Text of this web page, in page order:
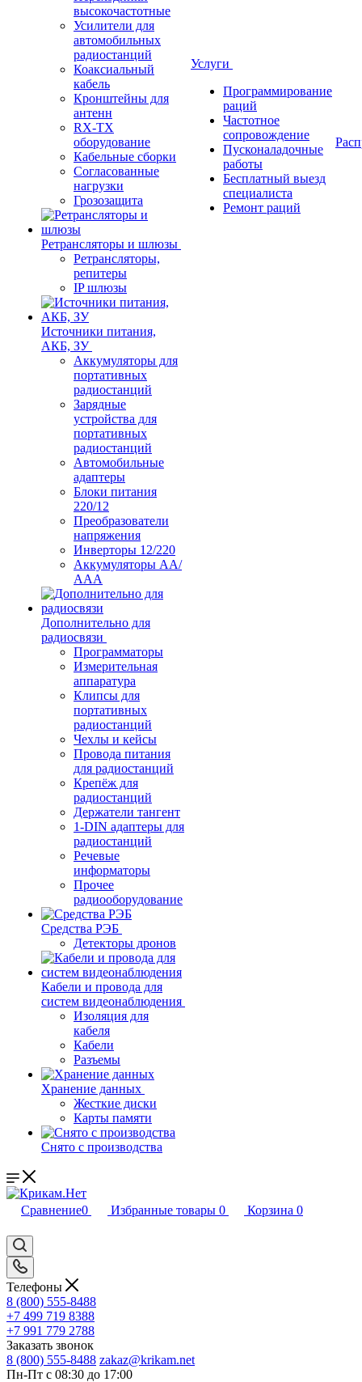
высокочастотные
Усилители для
автомобильных
радиостанций
Коаксиальный
кабель
Кронштейны для
антенн
RX-TX
оборудование
Кабельные сборки
Согласованные
нагрузки
Грозозащита
Ретрансляторы и шлюзы
Ретрансляторы,
репитеры
IP шлюзы
Источники питания,
АКБ, ЗУ
Аккумуляторы для
портативных
радиостанций
Зарядные
устройства для
портативных
радиостанций
Автомобильные
адаптеры
Блоки питания
220/12
Преобразователи
напряжения
Инверторы 12/220
Аккумуляторы АА/
ААА
Дополнительно для
радиосвязи
Программаторы
Измерительная
аппаратура
Клипсы для
портативных
радиостанций
Чехлы и кейсы
Провода питания
для радиостанций
Крепёж для
радиостанций
Держатели тангент
1-DIN адаптеры для
радиостанций
Речевые
информаторы
Прочее
радиооборудование
Средства РЭБ
Детекторы дронов
Кабели и провода для
систем видеонаблюдения
Изоляция для
кабеля
Кабели
Разъемы
Хранение данных
Жесткие диски
Карты памяти
Снято с производства
Услуги
Программирование
раций
Частотное
сопровождение
Пусконаладочные
работы
Бесплатный выезд
специалиста
Ремонт раций
Сравнение0 Избранные товары 0 Корзина 0
Телефоны
8 (800) 555-8488
+7 499 719 8388
+7 991 779 2788
Заказать звонок
8 (800) 555-8488 zakaz@krikam.net
Пн-Пт с 08:30 до 17:00